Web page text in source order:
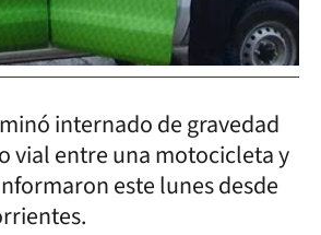
internado de gravedad
vial entre una motocicleta y
este lunes desde